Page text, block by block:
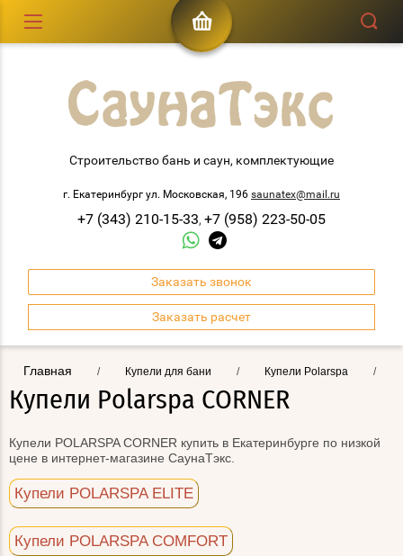
Строительство бань и саун, комплектующие
г. Екатеринбург ул. Московская, 196 saunatex@mail.ru
+7 (343) 210-15-33, +7 (958) 223-50-05
Заказать звонок
Заказать расчет
Главная / Купели для бани / Купели Polarspa /
Купели Polarspa CORNER
Купели POLARSPA CORNER купить в Екатеринбурге по низкой
цене в интернет-магазине СаунаТэкс.
Купели POLARSPA ELITE
Купели POLARSPA COMFORT